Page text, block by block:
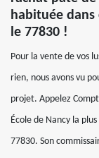
habituée dans
le 77830 !
Pour la vente de vos
rien, nous avons vu
projet. Appelez
École de Nancy la
77830. Son